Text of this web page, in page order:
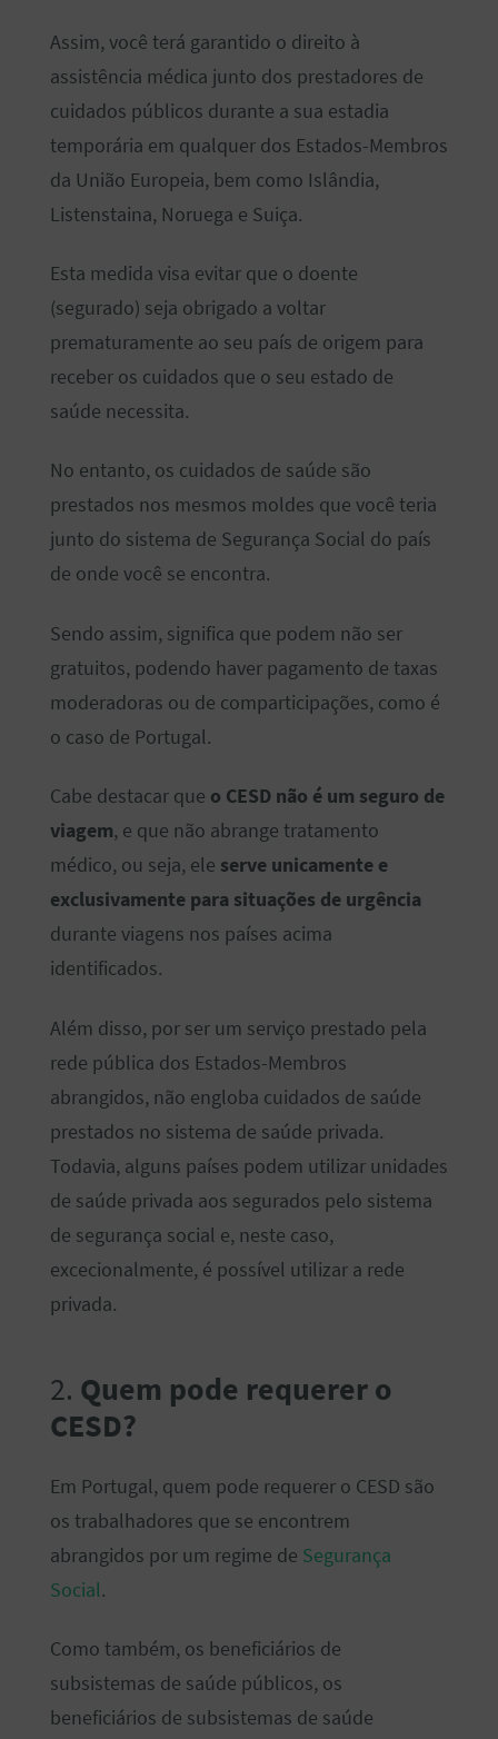
Assim, você terá garantido o direito à
assistência médica junto dos prestadores de
cuidados públicos durante a sua estadia
temporária em qualquer dos Estados-Membros
da União Europeia, bem como Islândia,
Listenstaina, Noruega e Suiça.
Esta medida visa evitar que o doente
(segurado) seja obrigado a voltar
prematuramente ao seu país de origem para
receber os cuidados que o seu estado de
saúde necessita.
No entanto, os cuidados de saúde são
prestados nos mesmos moldes que você teria
junto do sistema de Segurança Social do país
de onde você se encontra.
Sendo assim, significa que podem não ser
gratuitos, podendo haver pagamento de taxas
moderadoras ou de comparticipações, como é
o caso de Portugal.
Cabe destacar que o CESD não é um seguro de
viagem, e que não abrange tratamento
médico, ou seja, ele serve unicamente e
exclusivamente para situações de urgência
durante viagens nos países acima
identificados.
Além disso, por ser um serviço prestado pela
rede pública dos Estados-Membros
abrangidos, não engloba cuidados de saúde
prestados no sistema de saúde privada.
Todavia, alguns países podem utilizar unidades
de saúde privada aos segurados pelo sistema
de segurança social e, neste caso,
excecionalmente, é possível utilizar a rede
privada.
2. Quem pode requerer o
CESD?
Em Portugal, quem pode requerer o CESD são
os trabalhadores que se encontrem
abrangidos por um regime de Segurança
Social.
Como também, os beneficiários de
subsistemas de saúde públicos, os
beneficiários de subsistemas de saúde